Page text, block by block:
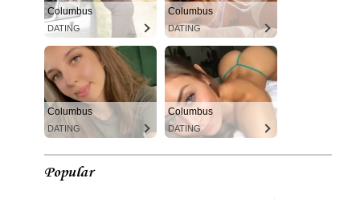
Columbus
DATING
Columbus
DATING
Columbus
DATING
Columbus
DATING
Popular